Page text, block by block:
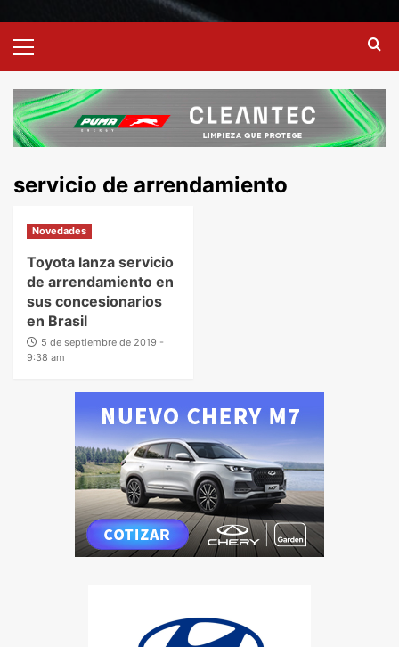
servicio de arrendamiento
Novedades
Toyota lanza servicio
de arrendamiento en
sus concesionarios
en Brasil
5 de septiembre de 2019 -
9:38 am